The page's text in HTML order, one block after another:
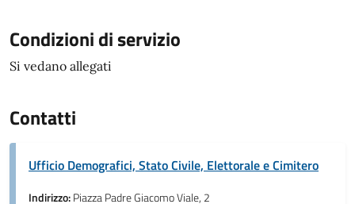
Condizioni di servizio
Si vedano allegati
Contatti
Ufficio Demografici, Stato Civile, Elettorale e Cimitero
Indirizzo:Piazza Padre Giacomo Viale, 2